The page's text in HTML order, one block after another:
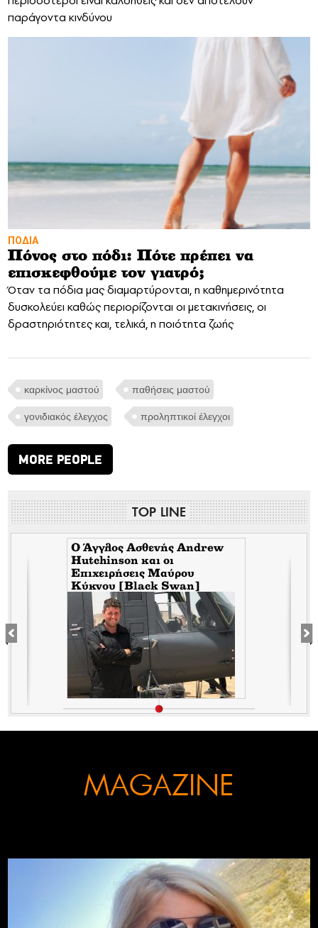
παράγοντα κινδύνου
ΠΟΔΙΑ
Πόνος στο πόδι: Πότε πρέπει να
επισκεφθούμε τον γιατρό;
Όταν τα πόδια μας διαμαρτύρονται, η καθημερινότητα
δυσκολεύει καθώς περιορίζονται οι μετακινήσεις, οι
δραστηριότητες και, τελικά, η ποιότητα ζωής
καρκίνος μαστού παθήσεις μαστού
γονιδιακός έλεγχος προληπτικοί έλεγχοι
MORE PEOPLE
TOP LINE
Ο Άγγλος Ασθενής Andrew
Hutchinson και οι
Επιχειρήσεις Μαύρου
Κύκνου [Black Swan]
MAGAZINE